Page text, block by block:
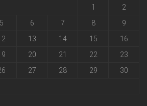
1
2
5 6 7 8
9
13 14 15
16
20 21 22
23
27 28 29
30